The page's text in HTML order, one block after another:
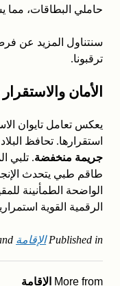
حاملي البطاقات،
سنتناول المزيد عن
ترقبونا.
الأمان
يعكس تعامل تايوان
استقرارها. تحافظ
جريمة منخفضة. تلبي
طاقم طبي يتحدث
الواضحة الطمأنينة
الرقمية القوية
Published in الإقامة
More from الإقامة